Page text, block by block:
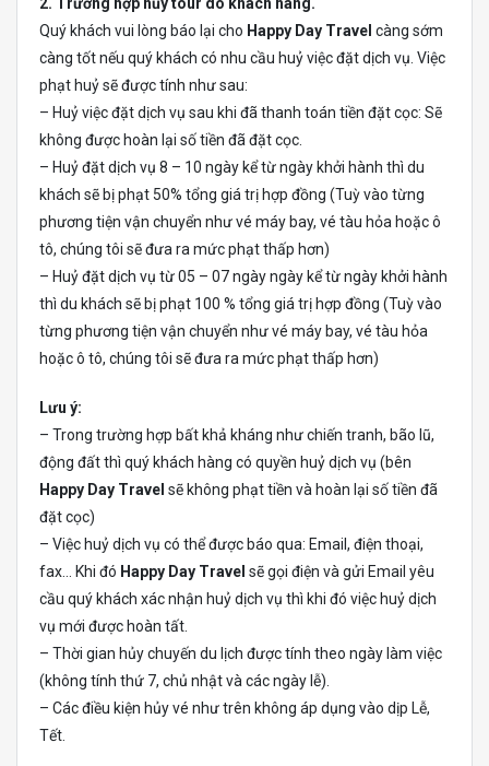
Quý khách vui lòng báo lại cho Happy Day Travel càng sớm
càng tốt nếu quý khách có nhu cầu huỷ việc đặt dịch vụ. Việc
phạt huỷ sẽ được tính như sau:
– Huỷ việc đặt dịch vụ sau khi đã thanh toán tiền đặt cọc: Sẽ
không được hoàn lại số tiền đã đặt cọc.
– Huỷ đặt dịch vụ 8 – 10 ngày kể từ ngày khởi hành thì du
khách sẽ bị phạt 50% tổng giá trị hợp đồng (Tuỳ vào từng
phương tiện vận chuyển như vé máy bay, vé tàu hỏa hoặc ô
tô, chúng tôi sẽ đưa ra mức phạt thấp hơn)
– Huỷ đặt dịch vụ từ 05 – 07 ngày ngày kể từ ngày khởi hành
thì du khách sẽ bị phạt 100 % tổng giá trị hợp đồng (Tuỳ vào
từng phương tiện vận chuyển như vé máy bay, vé tàu hỏa
hoặc ô tô, chúng tôi sẽ đưa ra mức phạt thấp hơn)
Lưu ý:
– Trong trường hợp bất khả kháng như chiến tranh, bão lũ,
động đất thì quý khách hàng có quyền huỷ dịch vụ (bên
Happy Day Travel sẽ không phạt tiền và hoàn lại số tiền đã
đặt cọc)
– Việc huỷ dịch vụ có thể được báo qua: Email, điện thoại,
fax… Khi đó Happy Day Travel sẽ gọi điện và gửi Email yêu
cầu quý khách xác nhận huỷ dịch vụ thì khi đó việc huỷ dịch
vụ mới được hoàn tất.
– Thời gian hủy chuyến du lịch được tính theo ngày làm việc
(không tính thứ 7, chủ nhật và các ngày lễ).
– Các điều kiện hủy vé như trên không áp dụng vào dịp Lễ,
Tết.